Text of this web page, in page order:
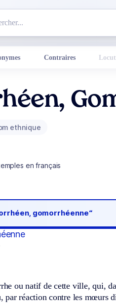
Contraires
ethnique
en français
gomorrhéenne“
ou natif de cette ville, qui,
par réaction contre les mœurs